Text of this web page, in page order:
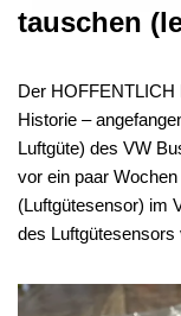
tauschen
Der HOFFENTLICH
Historie –
Luftgüte) des VW
vor ein paar
(Luftgütesensor) im
des